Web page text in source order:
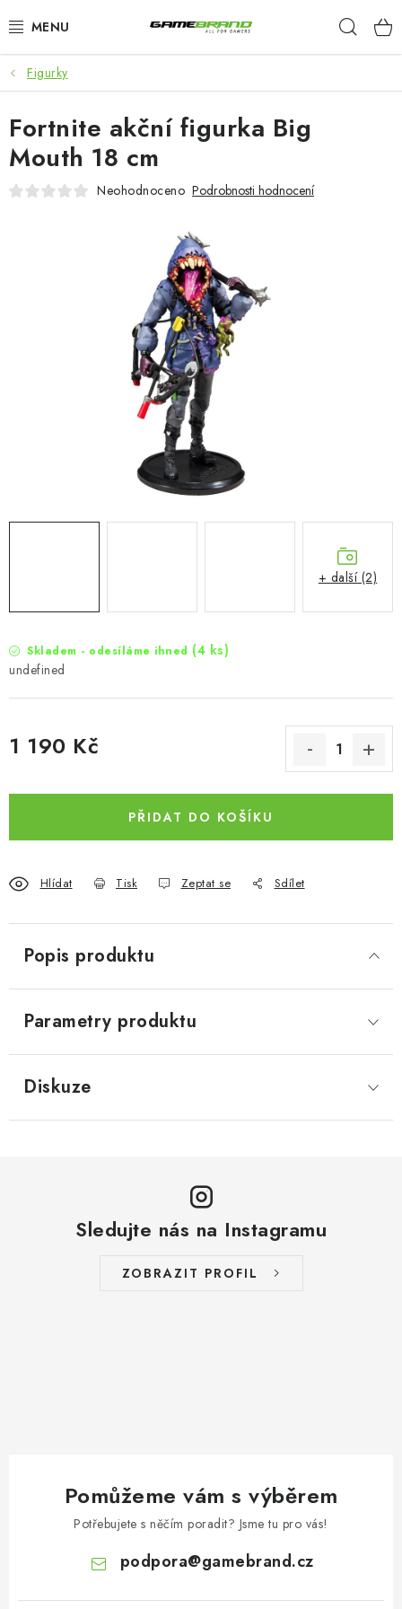
na
KATEGORIE
FILMY A SERIÁLY
HRY
Doprava a platba Kontakt
Figurky
Skladem - odesíláme ihned (4 ks)
undefined
1 190 Kč
PŘIDAT DO KOŠÍKU
Tisk Zeptat se
Hlídat Sdílet
Fortnite akční figurka Big
Mouth 18 cm
Neohodnoceno Podrobnosti hodnocení
+ další (2)
Popis produktu
Parametry produktu
Diskuze
Sledujte nás na Instagramu
ZOBRAZIT PROFIL
Pomůžeme vám s výběrem
Potřebujete s něčím poradit? Jsme tu pro vás!
podpora@gamebrand.cz